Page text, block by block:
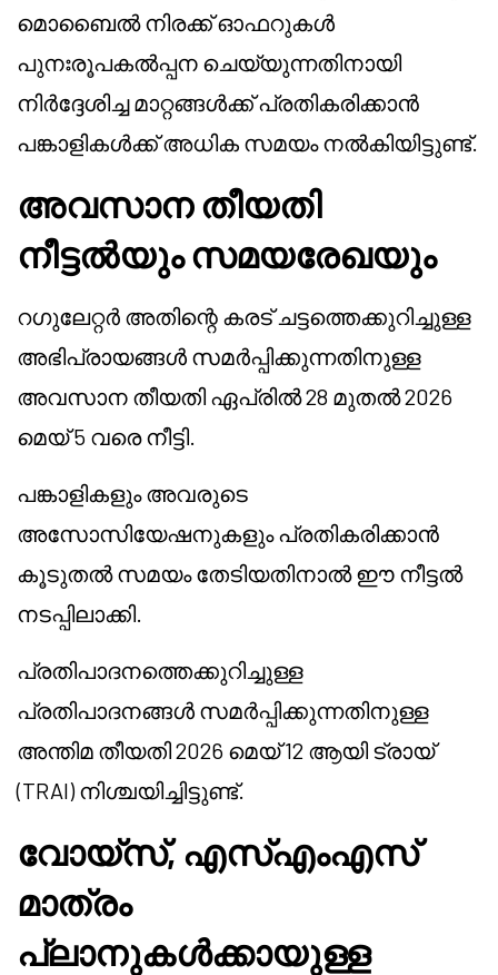
മൊബൈൽ നിരക്ക് ഓഫറുകൾ
പുനഃരൂപകൽപ്പന ചെയ്യുന്നതിനായി
നിർദ്ദേശിച്ച മാറ്റങ്ങൾക്ക് പ്രതികരിക്കാൻ
പങ്കാളികൾക്ക് അധിക സമയം നൽകിയിട്ടുണ്ട്.
അവസാന തീയതി
നീട്ടൽയും സമയരേഖയും
റഗുലേറ്റർ അതിന്റെ കരട് ചട്ടത്തെക്കുറിച്ചുള്ള
അഭിപ്രായങ്ങൾ സമർപ്പിക്കുന്നതിനുള്ള
അവസാന തീയതി ഏപ്രിൽ 28 മുതൽ 2026
മെയ് 5 വരെ നീട്ടി.
പങ്കാളികളും അവരുടെ
അസോസിയേഷനുകളും പ്രതികരിക്കാൻ
കൂടുതൽ സമയം തേടിയതിനാൽ ഈ നീട്ടൽ
നടപ്പിലാക്കി.
പ്രതിപാദനത്തെക്കുറിച്ചുള്ള
പ്രതിപാദനങ്ങൾ സമർപ്പിക്കുന്നതിനുള്ള
അന്തിമ തീയതി 2026 മെയ് 12 ആയി ട്രായ്
(TRAI) നിശ്ചയിച്ചിട്ടുണ്ട്.
വോയ്സ്, എസ്‌എം‌എസ്
മാത്രം
പ്ലാനുകൾക്കായുള്ള